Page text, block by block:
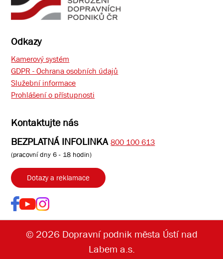
Odkazy
Kamerový systém
GDPR - Ochrana osobních údajů
Služební informace
Prohlášení o přístupnosti
Kontaktujte nás
BEZPLATNÁ INFOLINKA 800 100 613
(pracovní dny 6 - 18 hodin)
Dotazy a reklamace
© 2026 Dopravní podnik města Ústí nad
Labem a.s.